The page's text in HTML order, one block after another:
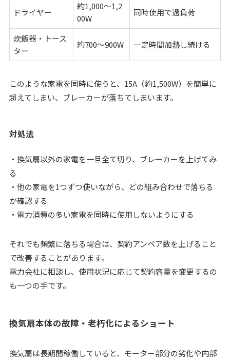
ドライヤー
約1,000〜1,2
00W
同時使用で過負荷
炊飯器・トース
ター
約700〜900W 一定時間加熱し続ける
このような家電を同時に使うと、15A（約1,500W）を簡単に
超えてしまい、ブレーカーが落ちてしまいます。
対処法
・換気扇以外の家電を一旦全て切り、ブレーカーを上げてみ
る
・他の家電を1つずつ使いながら、どの組み合わせで落ちる
か確認する
・電力消費の多い家電を同時に使用しないようにする
それでも頻繁に落ちる場合は、契約アンペア数を上げること
で改善することがあります。
電力会社に相談し、使用状況に応じて契約容量を変更するの
も一つの手です。
換気扇本体の故障・老朽化によるショート
換気扇は長期間稼働していると、モーター部分の劣化や内部